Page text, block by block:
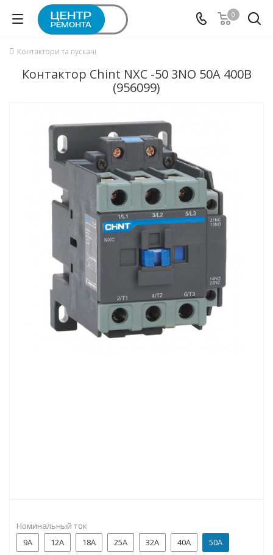
0
Контактори та пускачі
Контактор Chint NXC -50 3NO 50A 400В
(956099)
Номинальный ток
9A
12А 18A 25А 32А 40А 50А